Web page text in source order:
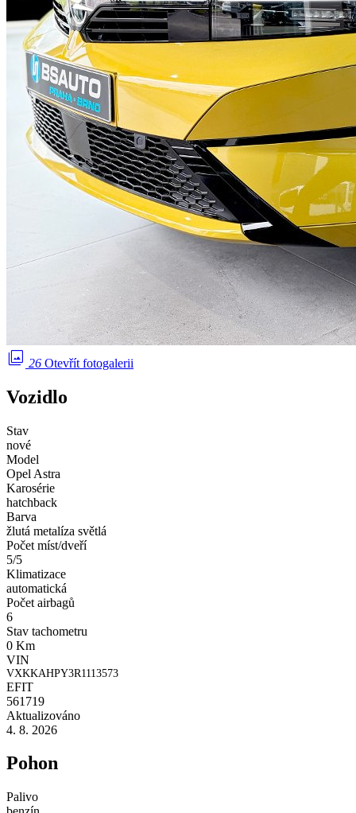
photo_library 26 Otevřít fotogalerii
Vozidlo
Stav
nové
Model
Opel Astra
Karosérie
hatchback
Barva
žlutá metalíza světlá
Počet míst/dveří
5/5
Klimatizace
automatická
Počet airbagů
6
Stav tachometru
0 Km
VIN
VXKKAHPY3R1113573
EFIT
561719
Aktualizováno
4. 8. 2026
Pohon
Palivo